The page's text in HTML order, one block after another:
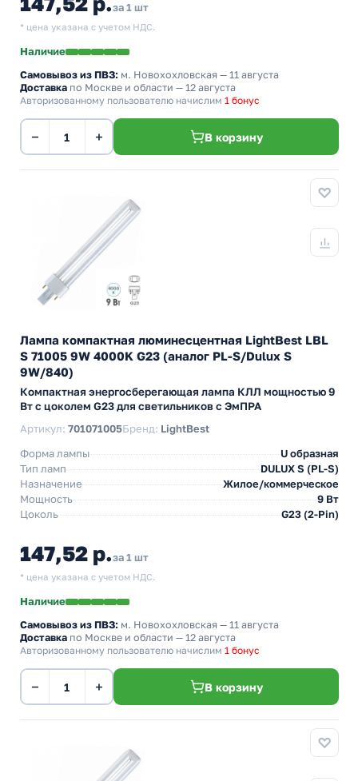
за 1 шт
* цена указана с учетом НДС.
Наличие
Самовывоз из ПВЗ: м. Новохохловская — 11 августа
Доставка по Москве и области — 12 августа
Авторизованному пользователю начислим 1 бонус
− + В корзину
Лампа компактная люминесцентная LightBest LBL
S 71005 9W 4000K G23 (аналог PL-S/Dulux S
9W/840)
Компактная энергосберегающая лампа КЛЛ мощностью 9
Вт с цоколем G23 для светильников с ЭмПРА
Артикул: 701071005Бренд: LightBest
Форма лампы
U образная
Тип ламп
DULUX S (PL-S)
Назначение
Жилое/коммерческое
Мощность
9 Вт
Цоколь
G23 (2-Pin)
147,52 р.за 1 шт
* цена указана с учетом НДС.
Наличие
Самовывоз из ПВЗ: м. Новохохловская — 11 августа
Доставка по Москве и области — 12 августа
Авторизованному пользователю начислим 1 бонус
− + В корзину